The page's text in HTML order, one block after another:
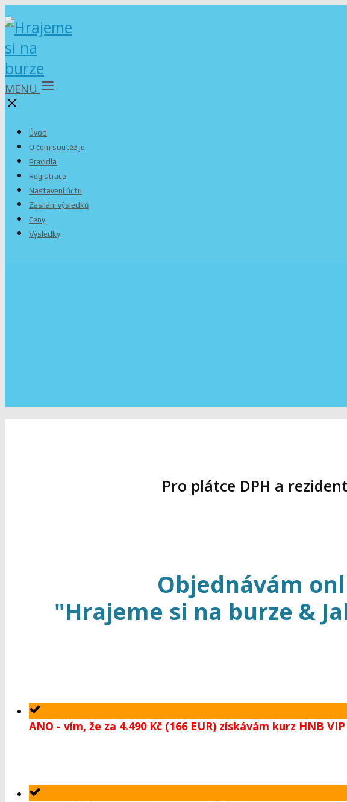
MENU
Úvod
O čem soutěž je
Pravidla
Registrace
Nastavení účtu
Zasílání výsledků
Ceny
Výsledky
Pro plátce DPH a
Objednávám
"Hrajeme si na burze &
ANO - vím, že za 4.490 Kč (166 EUR) získávám kurz HNB